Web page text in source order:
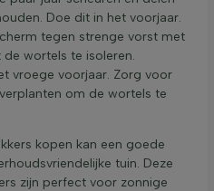
Doe dit in het voorjaar.
tegen strenge vorst met
wortels te isoleren.
vroege voorjaar. Zorg voor
om de wortels te
kopen kan een goede
tuin. Deze
zijn perfect voor zonnige